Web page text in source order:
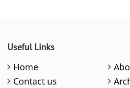
Useful Links
Home
Contact us